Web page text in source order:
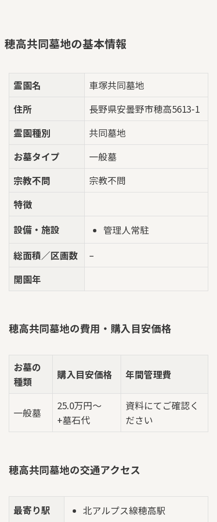
穂高共同墓地の基本情報
霊園名
車塚共同墓地
住所
長野県安曇野市穂高5613-1
霊園種別
共同墓地
お墓タイプ
一般墓
宗教不問
宗教不問
特徴
設備・施設
管理人常駐
総面積／区画数
–
開園年
穂高共同墓地の費用・購入目安価格
お墓の
種類
購入目安価格 年間管理費
一般墓
25.0万円～
+墓石代
資料にてご確認く
ださい
穂高共同墓地の交通アクセス
最寄り駅 北アルプス線穂高駅